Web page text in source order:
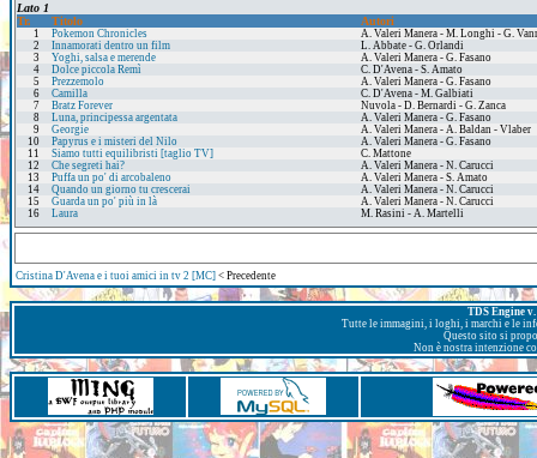
Lato 1
Tr.
Titolo Autori
1 Pokemon Chronicles
A. Valeri Manera - M. Longhi - G.
2
Innamorati dentro un film
L. Abbate - G. Orlandi
3
Yoghi, salsa e merende
A. Valeri Manera - G. Fasano
4
Dolce piccola Remì
C. D'Avena - S. Amato
5
Prezzemolo
A. Valeri Manera - G. Fasano
6
Camilla
C. D'Avena - M. Galbiati
7
Bratz Forever
Nuvola - D. Bernardi - G. Zanca
8
Luna, principessa argentata
A. Valeri Manera - G. Fasano
9
Georgie
A. Valeri Manera - A. Baldan - Vlaber
10
Papyrus e i misteri del Nilo
A. Valeri Manera - G. Fasano
11
Siamo tutti equilibristi [taglio TV]
C. Mattone
12
Che segreti hai?
A. Valeri Manera - N. Carucci
13
Puffa un po' di arcobaleno
A. Valeri Manera - S. Amato
14
Quando un giorno tu crescerai
A. Valeri Manera - N. Carucci
15
Guarda un po' più in là
A. Valeri Manera - N. Carucci
16
Laura M. Rasini - A. Martelli
Cristina D'Avena e i tuoi amici in tv 2 [MC] < Precedente
TDS Engine
Tutte le immagini, i loghi, i marchi e le
Questo sito si
Non è nostra intenzione